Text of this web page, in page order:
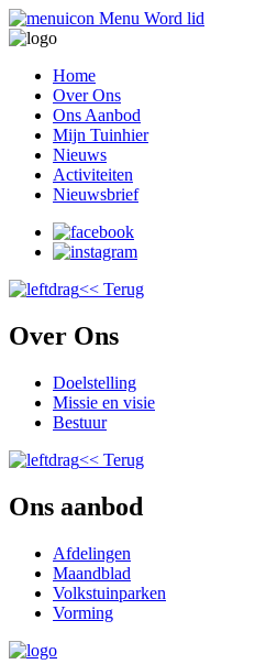
Menu Word lid
Home
Over Ons
Ons Aanbod
Mijn Tuinhier
Nieuws
Activiteiten
Nieuwsbrief
<< Terug
Over Ons
Doelstelling
Missie en visie
Bestuur
<< Terug
Ons aanbod
Afdelingen
Maandblad
Volkstuinparken
Vorming